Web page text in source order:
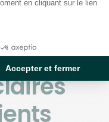
en cliquant sur le lien
Accepter et fermer